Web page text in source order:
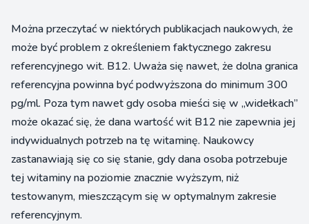
Można przeczytać w niektórych publikacjach naukowych, że
może być problem z określeniem faktycznego zakresu
referencyjnego wit. B12. Uważa się nawet, że dolna granica
referencyjna powinna być podwyższona do minimum 300
pg/ml. Poza tym nawet gdy osoba mieści się w „widełkach”
może okazać się, że dana wartość wit B12 nie zapewnia jej
indywidualnych potrzeb na tę witaminę. Naukowcy
zastanawiają się co się stanie, gdy dana osoba potrzebuje
tej witaminy na poziomie znacznie wyższym, niż
testowanym, mieszczącym się w optymalnym zakresie
referencyjnym.